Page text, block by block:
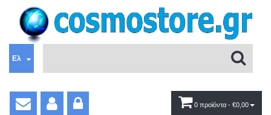
Ελ
0 προϊόντα - €0,00